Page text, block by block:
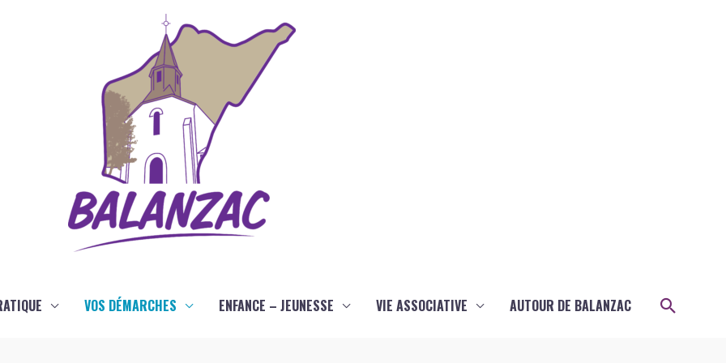
VOS DÉMARCHES ENFANCE – JEUNESSE VIE ASSOCIATIVE AUTOUR DE BALANZAC